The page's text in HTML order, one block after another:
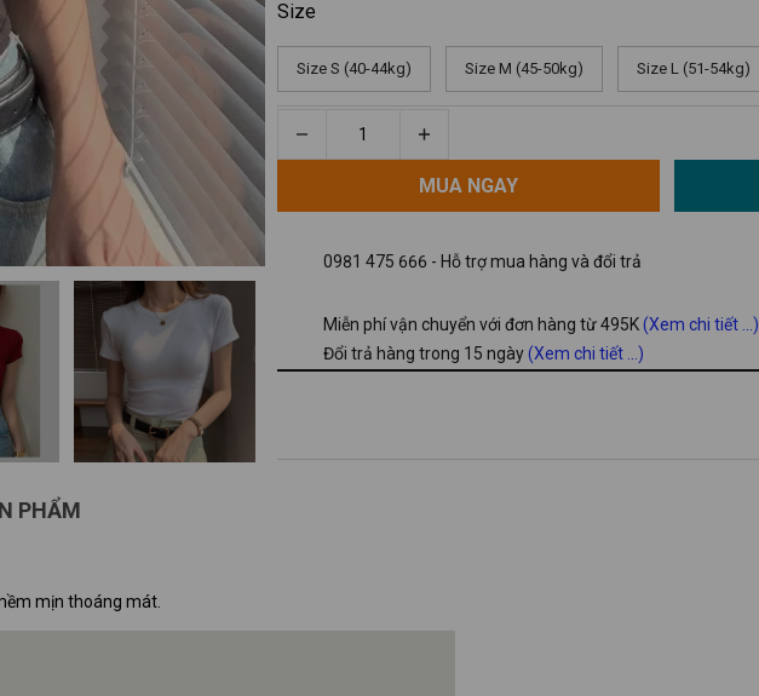
Size
MUA NGAY
0981 475 666 - Hỗ trợ mua hàng và đổi trả
Miễn phí vận chuyển với đơn hàng từ 495K(Xem chi tiết ...)
Đổi trả hàng trong 15 ngày(Xem chi tiết ...)
Size S (40-44kg) Size M (45-50kg) Size L (51-54kg)
MUA NGAY
PHẨM
mịn thoáng mát.